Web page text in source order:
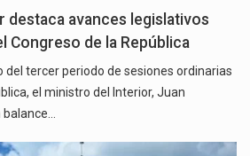
destaca avances legislativos
Congreso de la República
del tercer periodo de sesiones ordinarias
el ministro del Interior, Juan
balance…